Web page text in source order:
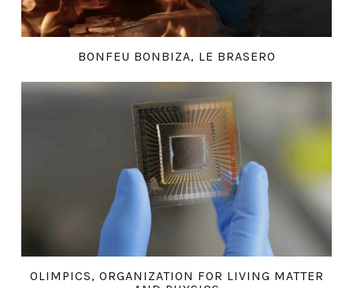
BONFEU BONBIZA, LE BRASERO
OLIMPICS, ORGANIZATION FOR LIVING MATTER